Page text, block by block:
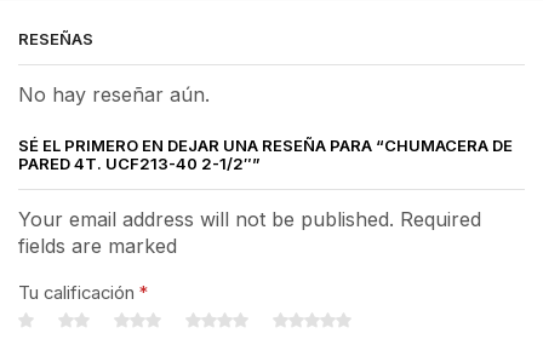
RESEÑAS
No hay reseñar aún.
SÉ EL PRIMERO EN DEJAR UNA RESEÑA PARA “CHUMACERA DE
PARED 4T. UCF213-40 2-1/2″”
Your email address will not be published. Required
fields are marked
Tu calificación *